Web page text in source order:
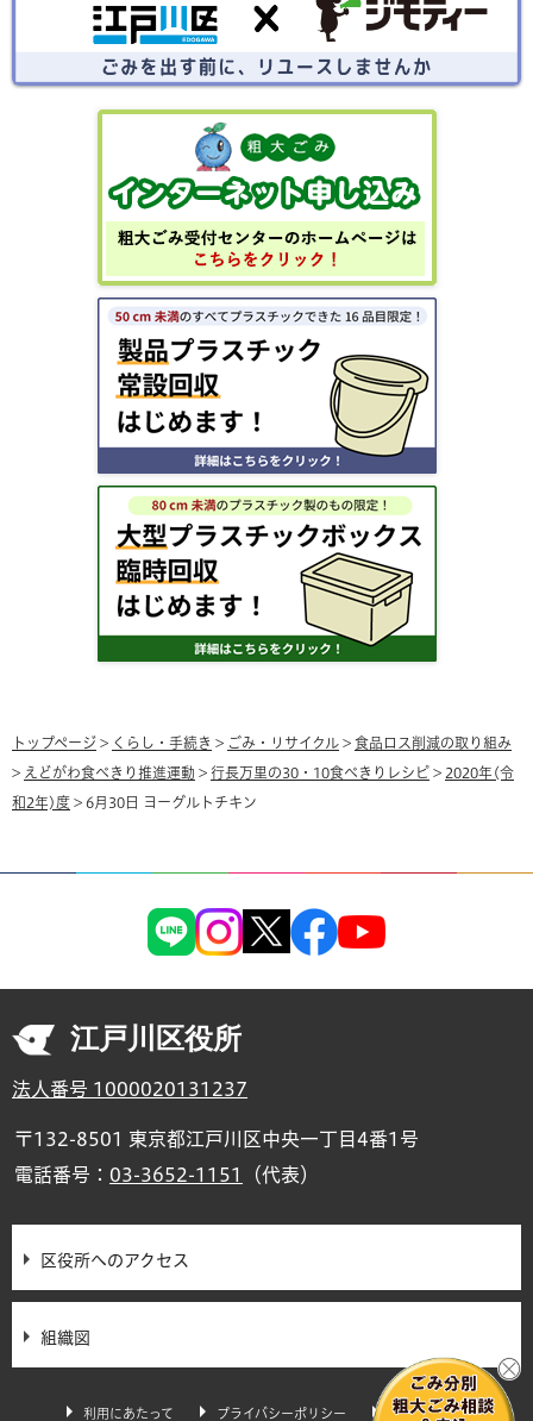
トップページ > くらし・手続き > ごみ・リサイクル > 食品ロス削減の取り組み
> えどがわ食べきり推進運動 > 行長万里の30・10食べきりレシピ > 2020年(令
和2年)度 > 6月30日 ヨーグルトチキン
江戸川区役所
法人番号 1000020131237
〒132-8501 東京都江戸川区中央一丁目4番1号
電話番号： 03-3652-1151 （代表）
区役所へのアクセス
組織図
利用にあたって プライバシーポリシー サイトマップ